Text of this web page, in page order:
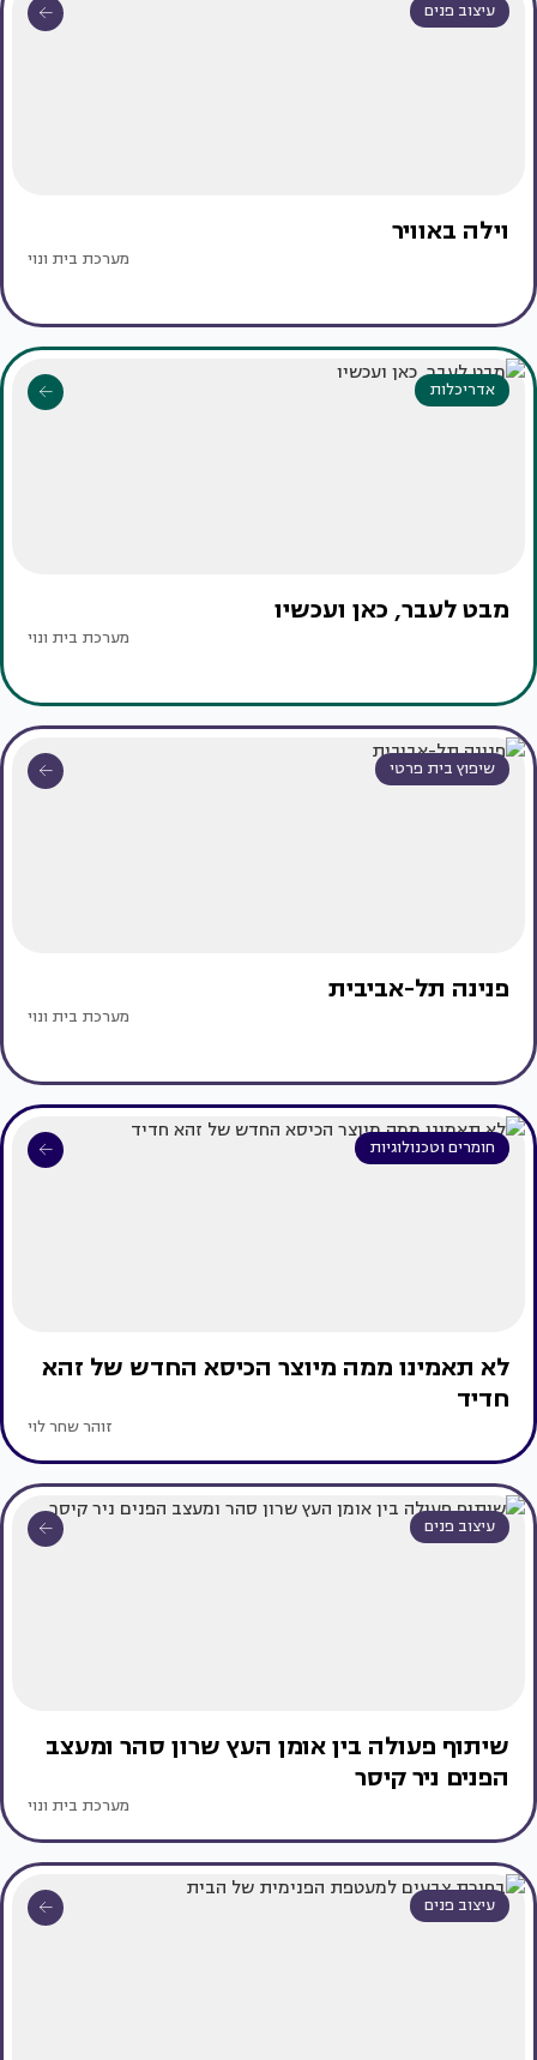
עיצוב פנים
וילה באוויר
מערכת בית ונוי
אדריכלות
מבט לעבר, כאן ועכשיו
מערכת בית ונוי
שיפוץ בית פרטי
פנינה תל-אביבית
מערכת בית ונוי
חומרים וטכנולוגיות
לא תאמינו ממה מיוצר הכיסא החדש של זהא
חדיד
זוהר שחר לוי
עיצוב פנים
שיתוף פעולה בין אומן העץ שרון סהר ומעצב
הפנים ניר קיסר
מערכת בית ונוי
עיצוב פנים